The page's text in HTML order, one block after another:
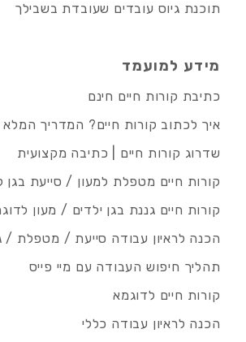
תוכנת גיוס עובדים שעובדת בשבילך
מידע למועמד
כתיבת קורות חיים חינם
איך לכתוב קורות חיים? המדריך המלא
שדרוג קורות חיים | כתיבה מקצועית
קורות חיים מטפלת למעון / סייעת בגן
קורות חיים גננת בגן ילדים / מעון
הכנה לראיון עבודה סייעת / מטפלת /
תהליך חיפוש העבודה עם מיי פייס
קורות חיים לדוגמא
הכנה לראיון עבודה כללי